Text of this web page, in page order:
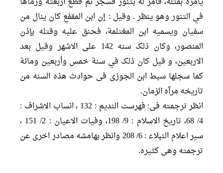
في التنور وهو ينظر . وقيل : إن ابن المقفع كان ينال من
سفيان ويسميه ابن المغتلمة، فحنق عليه وقتله بإذن
المنصور، وکان ذلک سنه 142 علی الاشهر وقیل بعد
الاربعین، و قیل کان ذلک في سنة خمس وأربعين ومائة
کما سجلها سبط ابن الجوزی فی حوادث هذه السنه من
تاریخه مرآه الزمان.
انظر ترجمته فی: فهرست الندیم : 132 ، انساب الاشراف :
4/ 68، تاریخ الاسلام : 9/ 198، وفیات الاعیان : 2/ 151 ،
سیر اعلام النبلاء : 6/ 208 وانظر بهامشه مصادر اخری عن
ترجمته وهی کثیره.